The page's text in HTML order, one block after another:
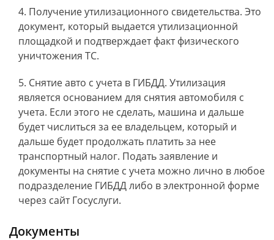
Получение утилизационного свидетельства. Это
документ, который выдается утилизационной
площадкой и подтверждает факт физического
уничтожения ТС.
Снятие авто с учета в ГИБДД. Утилизация
является основанием для снятия автомобиля с
учета. Если этого не сделать, машина и дальше
будет числиться за ее владельцем, который и
дальше будет продолжать платить за нее
транспортный налог. Подать заявление и
документы на снятие с учета можно лично в любое
подразделение ГИБДД либо в электронной форме
через сайт Госуслуги.
Документы